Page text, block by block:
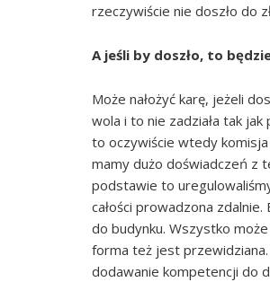
rzeczywiście nie doszło do
A jeśli by doszło, to
Może nałożyć karę, jeżeli
wola i to nie zadziała tak
to oczywiście wtedy
mamy dużo doświadczeń z
podstawie to
całości prowadzona
do budynku. Wszystko
forma też jest
dodawanie kompetencji do